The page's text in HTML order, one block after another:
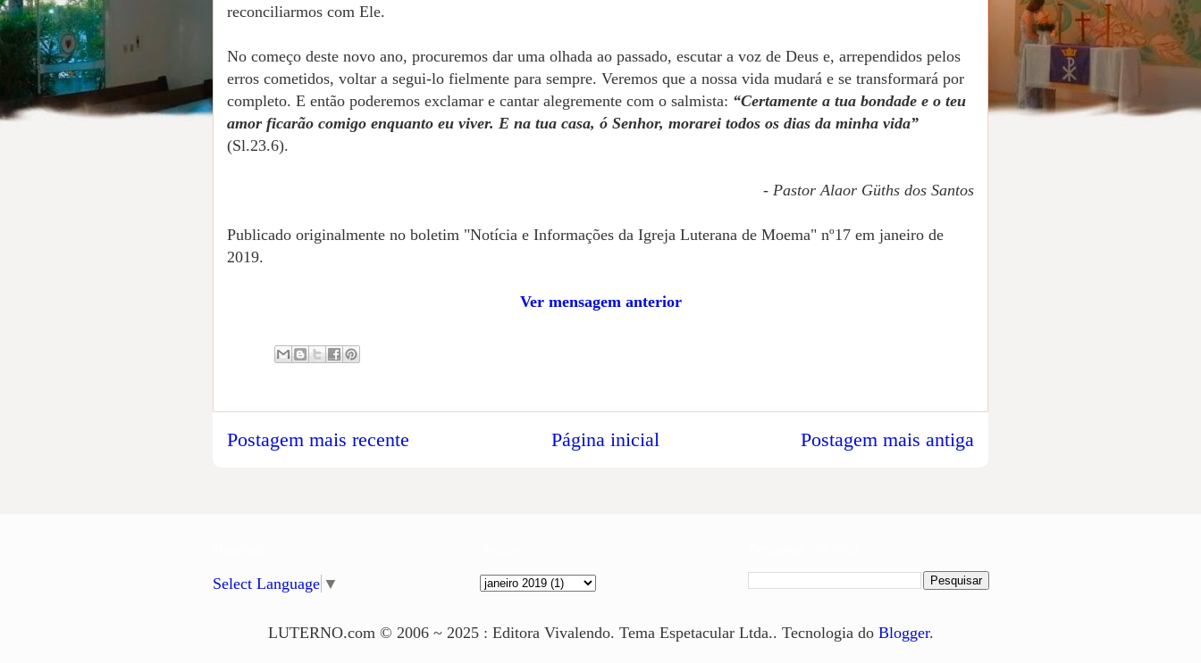
reconciliarmos com Ele.
No começo deste novo ano, procuremos dar uma olhada ao passado, escutar a voz de Deus e, arrependidos pelos
erros cometidos, voltar a segui-lo fielmente para sempre. Veremos que a nossa vida mudará e se transformará por
completo. E então poderemos exclamar e cantar alegremente com o salmista: “Certamente a tua bondade e o teu
amor ficarão comigo enquanto eu viver. E na tua casa, ó Senhor, morarei todos os dias da minha vida”
(Sl.23.6).
- Pastor Alaor Güths dos Santos
Publicado originalmente no boletim "Notícia e Informações da Igreja Luterana de Moema" nº17 em janeiro de
2019.
Ver mensagem anterior
Postagem mais recente Postagem mais antiga
Página inicial
Select Language ▼
LUTERNO.com © 2006 ~ 2025 : Editora Vivalendo. Tema Espetacular Ltda.. Tecnologia do Blogger.